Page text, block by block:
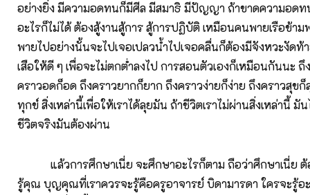
อย่างยิ่ง มีความอดทนก็มีศีล มีสมาธิ มีปัญญา ถ้าขาดความอด
อะไรก็ไม่ได้ ต้องสู้งานสู้การ สู้การปฏิบัติ เหมือนคนพายเรือข้า
พายไปอย่างนั้นจะไปเจอเปลวน้ำไปเจอคลื่นก็ต้องมีจังหวะงัดท้
เสือให้ดี ๆ เพื่อจะไม่ตกต่ำลงไป การสอนตัวเองก็เหมือนกันนะ
คราวอดก็อด ถึงคราวยากก็ยาก ถึงคราวง่ายก็ง่าย ถึงคราวสุข
ทุกข์ สิ่งเหล่านี้เพื่อให้เราได้ลุยมัน ถ้าชีวิตเราไม่ผ่านสิ่งเหล่านี้ มั
ชีวิตจริงมันต้องผ่าน
แล้วการศึกษาเนี่ย จะศึกษาอะไรก็ตาม ถือว่าศึกษาเนี่ย
รู้คุณ บุญคุณที่เราควรจะรู้คือครูอาจารย์ บิดามารดา ใครจะรู้อ